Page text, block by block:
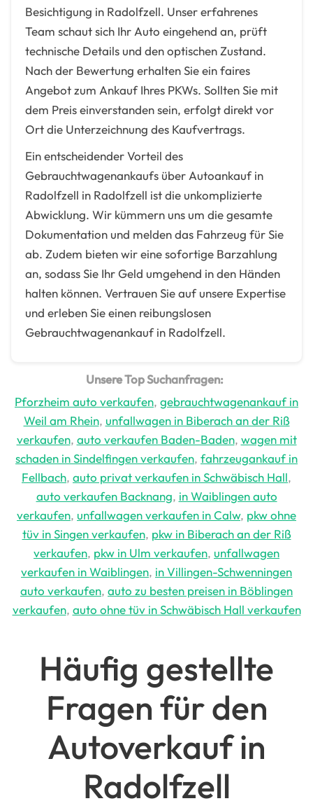
Besichtigung in Radolfzell. Unser erfahrenes
Team schaut sich Ihr Auto eingehend an, prüft
technische Details und den optischen Zustand.
Nach der Bewertung erhalten Sie ein faires
Angebot zum Ankauf Ihres PKWs. Sollten Sie mit
dem Preis einverstanden sein, erfolgt direkt vor
Ort die Unterzeichnung des Kaufvertrags.
Ein entscheidender Vorteil des
Gebrauchtwagenankaufs über Autoankauf in
Radolfzell in Radolfzell ist die unkomplizierte
Abwicklung. Wir kümmern uns um die gesamte
Dokumentation und melden das Fahrzeug für Sie
ab. Zudem bieten wir eine sofortige Barzahlung
an, sodass Sie Ihr Geld umgehend in den Händen
halten können. Vertrauen Sie auf unsere Expertise
und erleben Sie einen reibungslosen
Gebrauchtwagenankauf in Radolfzell.
Unsere Top Suchanfragen:
Pforzheim auto verkaufen, gebrauchtwagenankauf in
Weil am Rhein, unfallwagen in Biberach an der Riß
verkaufen, auto verkaufen Baden-Baden, wagen mit
schaden in Sindelfingen verkaufen, fahrzeugankauf in
Fellbach, auto privat verkaufen in Schwäbisch Hall,
auto verkaufen Backnang, in Waiblingen auto
verkaufen, unfallwagen verkaufen in Calw, pkw ohne
tüv in Singen verkaufen, pkw in Biberach an der Riß
verkaufen, pkw in Ulm verkaufen, unfallwagen
verkaufen in Waiblingen, in Villingen-Schwenningen
auto verkaufen, auto zu besten preisen in Böblingen
verkaufen, auto ohne tüv in Schwäbisch Hall verkaufen
Häufig gestellte
Fragen für den
Autoverkauf in
Radolfzell